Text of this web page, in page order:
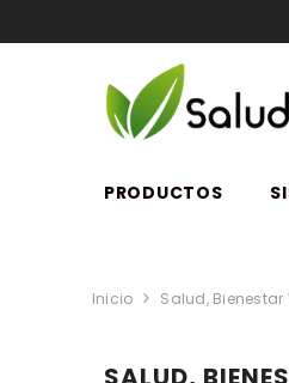
PRODUCTOS
Inicio Salud, Bienestar